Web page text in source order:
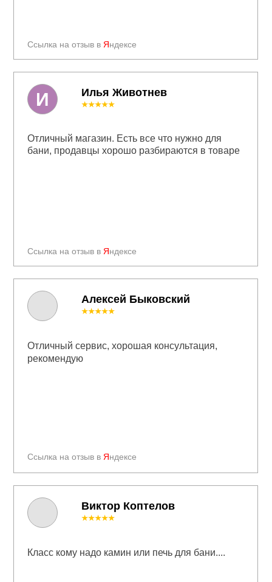
Ссылка на отзыв в Яндексе
Илья Животнев
Ссылка на отзыв в Яндексе
★★★★★
Отличный магазин. Есть все что нужно для
бани, продавцы хорошо разбираются в товаре
И
Алексей Быковский
Ссылка на отзыв в Яндексе
★★★★★
Отличный сервис, хорошая консультация,
рекомендую
★★★★★
Класс кому надо камин или печь для бани....
Виктор Коптелов